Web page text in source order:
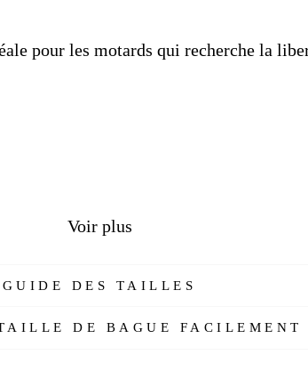
pour les motards qui recherche la
Voir plus
GUIDE DES TAILLES
DE BAGUE